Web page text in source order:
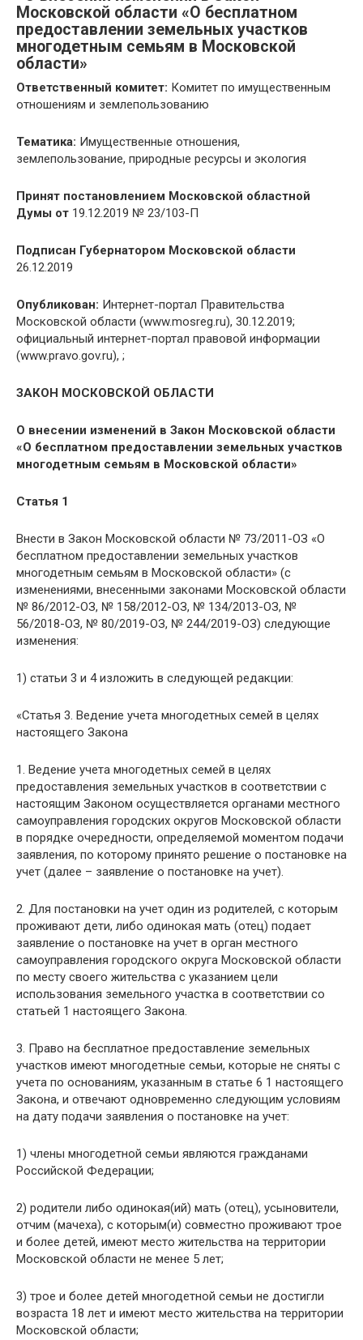
Московской области «О бесплатном
предоставлении земельных участков
многодетным семьям в Московской
области»
Ответственный комитет: Комитет по имущественным
отношениям и землепользованию
Тематика: Имущественные отношения,
землепользование, природные ресурсы и экология
Принят постановлением Московской областной
Думы от 19.12.2019 № 23/103-П
Подписан Губернатором Московской области
26.12.2019
Опубликован: Интернет-портал Правительства
Московской области (www.mosreg.ru), 30.12.2019;
официальный интернет-портал правовой информации
(www.pravo.gov.ru), ;
ЗАКОН МОСКОВСКОЙ ОБЛАСТИ
О внесении изменений в Закон Московской области
«О бесплатном предоставлении земельных участков
многодетным семьям в Московской области»
Статья 1
Внести в Закон Московской области № 73/2011-ОЗ «О
бесплатном предоставлении земельных участков
многодетным семьям в Московской области» (с
изменениями, внесенными законами Московской области
№ 86/2012-ОЗ, № 158/2012-ОЗ, № 134/2013-ОЗ, №
56/2018-ОЗ, № 80/2019-ОЗ, № 244/2019-ОЗ) следующие
изменения:
1) статьи 3 и 4 изложить в следующей редакции:
«Статья 3. Ведение учета многодетных семей в целях
настоящего Закона
1. Ведение учета многодетных семей в целях
предоставления земельных участков в соответствии с
настоящим Законом осуществляется органами местного
самоуправления городских округов Московской области
в порядке очередности, определяемой моментом подачи
заявления, по которому принято решение о постановке на
учет (далее – заявление о постановке на учет).
2. Для постановки на учет один из родителей, с которым
проживают дети, либо одинокая мать (отец) подает
заявление о постановке на учет в орган местного
самоуправления городского округа Московской области
по месту своего жительства с указанием цели
использования земельного участка в соответствии со
статьей 1 настоящего Закона.
3. Право на бесплатное предоставление земельных
участков имеют многодетные семьи, которые не сняты с
учета по основаниям, указанным в статье 6 1 настоящего
Закона, и отвечают одновременно следующим условиям
на дату подачи заявления о постановке на учет:
1) члены многодетной семьи являются гражданами
Российской Федерации;
2) родители либо одинокая(ий) мать (отец), усыновители,
отчим (мачеха), с которым(и) совместно проживают трое
и более детей, имеют место жительства на территории
Московской области не менее 5 лет;
3) трое и более детей многодетной семьи не достигли
возраста 18 лет и имеют место жительства на территории
Московской области;